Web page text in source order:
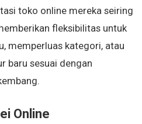
toko online mereka seiring
fleksibilitas untuk
memperluas kategori, atau
baru sesuai dengan
Online